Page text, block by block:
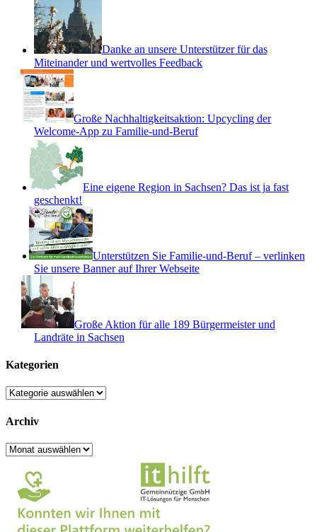
Danke an unsere Unterstützer für das
Miteinander und wertvolles Feedback
Große Nachhaltigkeitsaktion: Upcycling der
Welcome-App zu Familie-und-Beruf
Eine eigene Region in Sachsen? Das ist ja fast
geschenkt!
Unterstützen Sie Familie-und-Beruf – verlinken
Sie unsere Banner auf Ihrer Webseite
Große Aktion für alle 189 Bürgermeister und
Landräte in Sachsen
Kategorien
Kategorien
Archiv
Archiv